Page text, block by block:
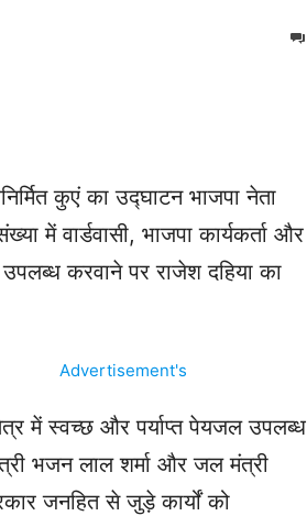
कुएं का उद्घाटन भाजपा नेता
में वार्डवासी, भाजपा कार्यकर्ता और
उपलब्ध करवाने पर राजेश दहिया का
में स्वच्छ और पर्याप्त पेयजल उपलब्ध
भजन लाल शर्मा और जल मंत्री
जनहित से जुड़े कार्यों को